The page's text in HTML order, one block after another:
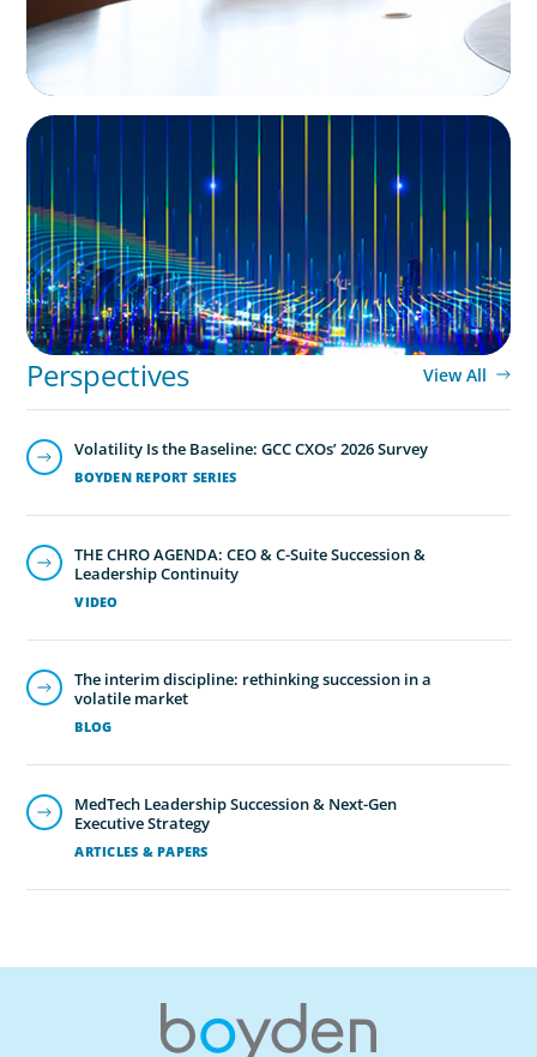
SUCCESSION PLANNING
Leadership and Values Assessment
Consulting & Technology Services | Iberian
Peninsula
Perspectives View All
BOYDEN REPORT SERIES
Volatility Is the Baseline: GCC CXOs’ 2026 Survey
VIDEO
THE CHRO AGENDA: CEO & C-Suite Succession &
Leadership Continuity
BLOG
The interim discipline: rethinking succession in a
volatile market
ARTICLES & PAPERS
MedTech Leadership Succession & Next-Gen
Executive Strategy